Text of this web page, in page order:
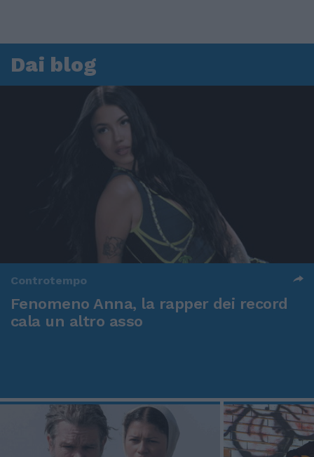
Dai blog
Controtempo
Fenomeno Anna, la rapper dei record
cala un altro asso